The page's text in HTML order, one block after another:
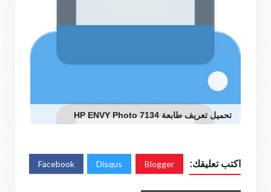
تحميل تعريف طابعة HP ENVY Photo 7134
اكتب تعليقك: Blogger
Disqus
Facebook